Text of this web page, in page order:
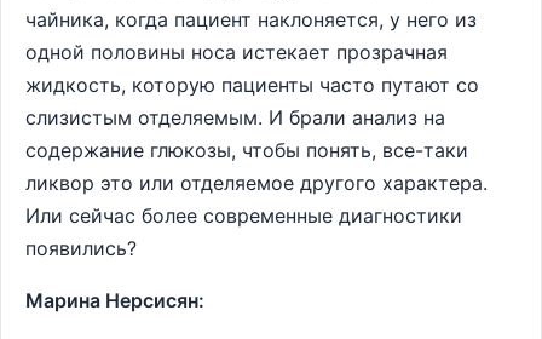
чайника, когда пациент наклоняется, у него из
одной половины носа истекает прозрачная
жидкость, которую пациенты часто путают со
слизистым отделяемым. И брали анализ на
содержание глюкозы, чтобы понять, все-таки
ликвор это или отделяемое другого характера.
Или сейчас более современные диагностики
появились?
Марина Нерсисян: